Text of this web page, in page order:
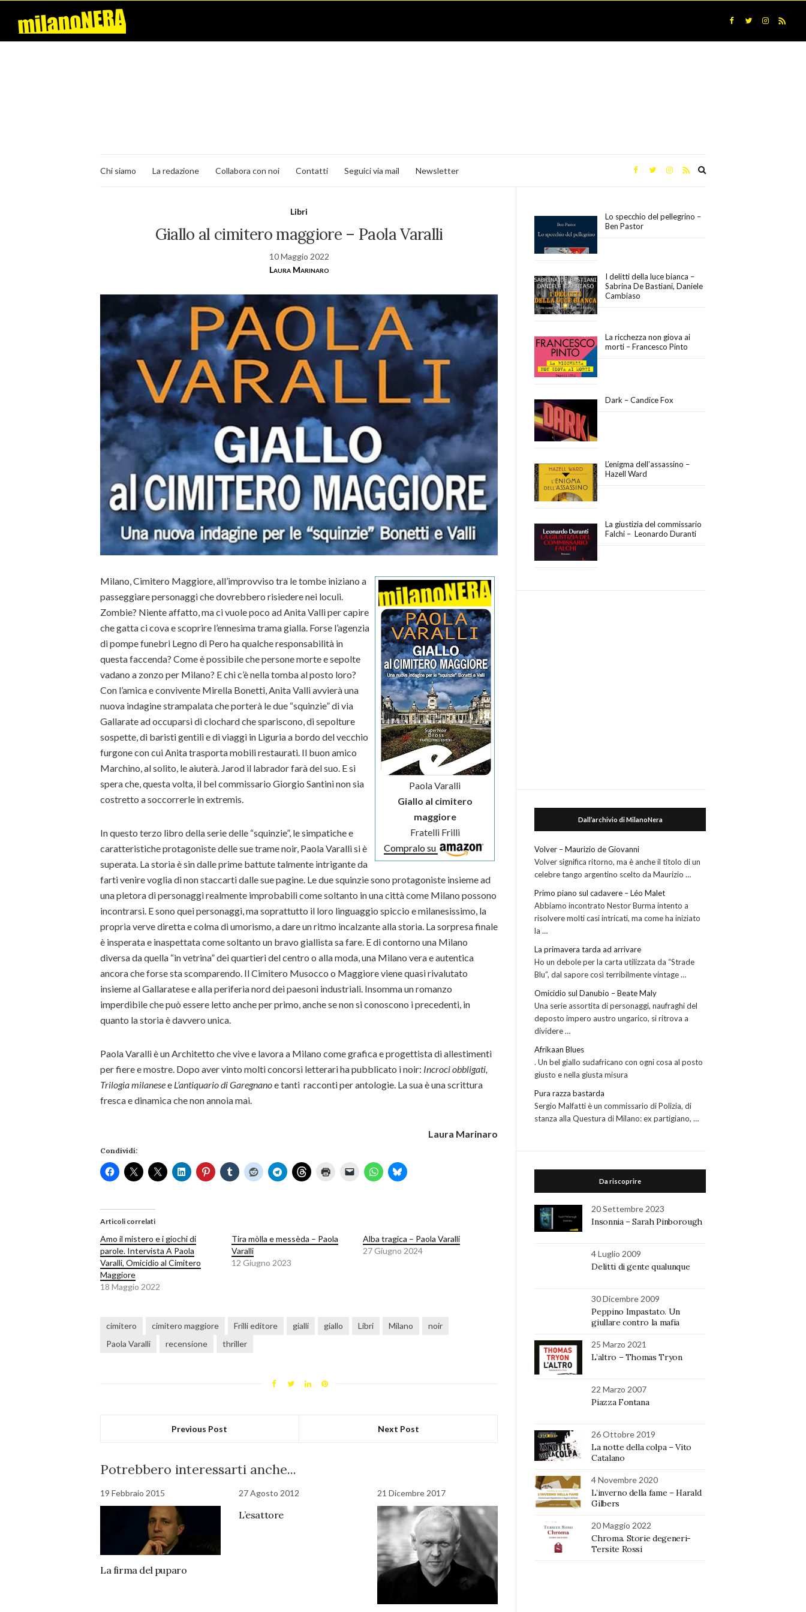
Chi siamo La redazione Collabora con noi Contatti Seguici via mail Newsletter
Libri
Giallo al cimitero maggiore – Paola Varalli
10 Maggio 2022
Laura Marinaro
Paola Varalli
Giallo al cimitero
maggiore
Fratelli Frilli
Compralo su
Milano, Cimitero Maggiore, all’improvviso tra le tombe iniziano a
passeggiare personaggi che dovrebbero risiedere nei loculi.
Zombie? Niente affatto, ma ci vuole poco ad Anita Valli per capire
che gatta ci cova e scoprire l’ennesima trama gialla. Forse l’agenzia
di pompe funebri Legno di Pero ha qualche responsabilità in
questa faccenda? Come è possibile che persone morte e sepolte
vadano a zonzo per Milano? E chi c’è nella tomba al posto loro?
Con l’amica e convivente Mirella Bonetti, Anita Valli avvierà una
nuova indagine strampalata che porterà le due “squinzie” di via
Gallarate ad occuparsi di clochard che spariscono, di sepolture
sospette, di baristi gentili e di viaggi in Liguria a bordo del vecchio
furgone con cui Anita trasporta mobili restaurati. Il buon amico
Marchino, al solito, le aiuterà. Jarod il labrador farà del suo. E si
spera che, questa volta, il bel commissario Giorgio Santini non sia
costretto a soccorrerle in extremis.
In questo terzo libro della serie delle “squinzie”, le simpatiche e
caratteristiche protagoniste delle sue trame noir, Paola Varalli si è
superata. La storia è sin dalle prime battute talmente intrigante da
farti venire voglia di non staccarti dalle sue pagine. Le due squinzie sono protagoniste insieme ad
una pletora di personaggi realmente improbabili come soltanto in una città come Milano possono
incontrarsi. E sono quei personaggi, ma soprattutto il loro linguaggio spiccio e milanesissimo, la
propria verve diretta e colma di umorismo, a dare un ritmo incalzante alla storia. La sorpresa finale
è insperata e inaspettata come soltanto un bravo giallista sa fare. E di contorno una Milano
diversa da quella “in vetrina” dei quartieri del centro o alla moda, una Milano vera e autentica
ancora che forse sta scomparendo. Il Cimitero Musocco o Maggiore viene quasi rivalutato
insieme al Gallaratese e alla periferia nord dei paesoni industriali. Insomma un romanzo
imperdibile che può essere letto anche per primo, anche se non si conoscono i precedenti, in
quanto la storia è davvero unica.
Paola Varalli è un Architetto che vive e lavora a Milano come grafica e progettista di allestimenti
per fiere e mostre. Dopo aver vinto molti concorsi letterari ha pubblicato i noir: Incroci obbligati,
Trilogia milanesee L’antiquario di Garegnanoe tanti racconti per antologie. La sua è una scrittura
fresca e dinamica che non annoia mai.
Laura Marinaro
Condividi:
Articoli correlati
Amo il mistero e i giochi di
parole. Intervista A Paola
Varalli, Omicidio al Cimitero
Maggiore
18 Maggio 2022
Tira mòlla e messèda – Paola
Varalli
12 Giugno 2023
Alba tragica – Paola Varalli
27 Giugno 2024
cimitero cimitero maggiore Frilli editore gialli giallo Libri Milano
noir
Paola Varalli
recensione thriller
Previous Post Next Post
Potrebbero interessarti anche...
19 Febbraio 2015
La firma del puparo
27 Agosto 2012
L’esattore
21 Dicembre 2017
Lo specchio del pellegrino –
Ben Pastor
I delitti della luce bianca –
Sabrina De Bastiani, Daniele
Cambiaso
La ricchezza non giova ai
morti – Francesco Pinto
Dark – Candice Fox
L’enigma dell’assassino –
Hazell Ward
La giustizia del commissario
Falchi – Leonardo Duranti
Dall’archivio di MilanoNera
Volver – Maurizio de Giovanni
Volver significa ritorno, ma è anche il titolo di un
celebre tango argentino scelto da Maurizio …
Primo piano sul cadavere – Léo Malet
Abbiamo incontrato Nestor Burma intento a
risolvere molti casi intricati, ma come ha iniziato
la …
La primavera tarda ad arrivare
Ho un debole per la carta utilizzata da “Strade
Blu”, dal sapore così terribilmente vintage …
Omicidio sul Danubio – Beate Maly
Una serie assortita di personaggi, naufraghi del
deposto impero austro ungarico, si ritrova a
dividere …
Afrikaan Blues
. Un bel giallo sudafricano con ogni cosa al posto
giusto e nella giusta misura
Pura razza bastarda
Sergio Malfatti è un commissario di Polizia, di
stanza alla Questura di Milano: ex partigiano, …
Da riscoprire
20 Settembre 2023
Insonnia – Sarah Pinborough
4 Luglio 2009
Delitti di gente qualunque
30 Dicembre 2009
Peppino Impastato. Un
giullare contro la mafia
25 Marzo 2021
L’altro – Thomas Tryon
22 Marzo 2007
Piazza Fontana
26 Ottobre 2019
La notte della colpa – Vito
Catalano
4 Novembre 2020
L’inverno della fame – Harald
Gilbers
20 Maggio 2022
Chroma. Storie degeneri-
Tersite Rossi